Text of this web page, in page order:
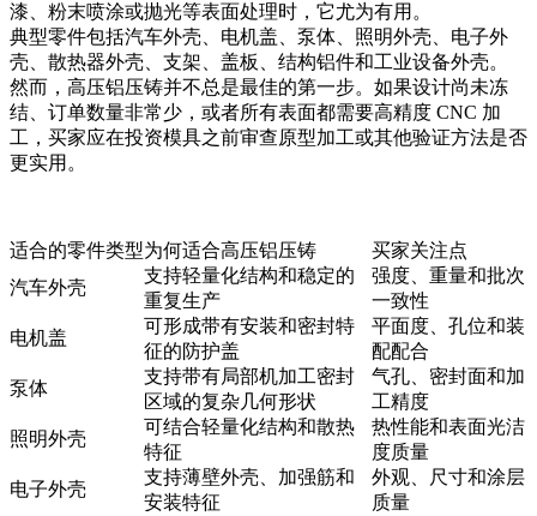
漆、粉末喷涂或抛光等表面处理时，它尤为有用。
典型零件包括汽车外壳、电机盖、泵体、照明外壳、电子外
壳、散热器外壳、支架、盖板、结构铝件和工业设备外壳。
然而，高压铝压铸并不总是最佳的第一步。如果设计尚未冻
结、订单数量非常少，或者所有表面都需要高精度 CNC 加
工，买家应在投资模具之前审查原型加工或其他验证方法是否
更实用。
适合的零件类型为何适合高压铝压铸
买家关注点
汽车外壳
支持轻量化结构和稳定的
重复生产
强度、重量和批次
一致性
电机盖
可形成带有安装和密封特
征的防护盖
平面度、孔位和装
配配合
泵体
支持带有局部机加工密封
区域的复杂几何形状
气孔、密封面和加
工精度
照明外壳
可结合轻量化结构和散热
特征
热性能和表面光洁
度质量
电子外壳
支持薄壁外壳、加强筋和
安装特征
外观、尺寸和涂层
质量